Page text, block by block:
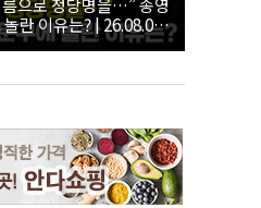
란 이유는? | 26.08.09
최고위원 후보 대구·경